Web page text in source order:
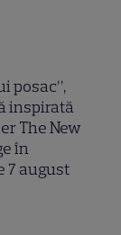
posac”,
inspirată
The New
în
7 august